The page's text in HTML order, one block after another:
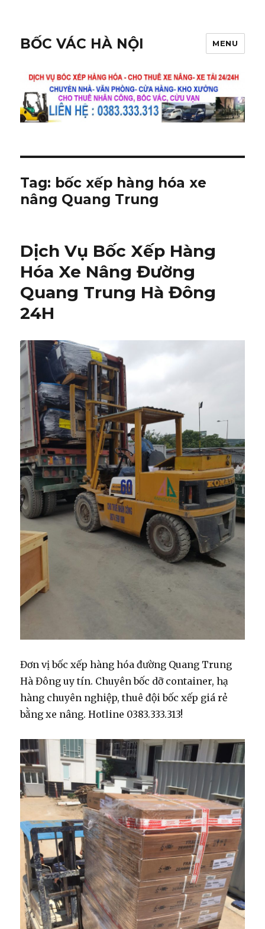
BỐC VÁC HÀ NỘI MENU
Tag: bốc xếp hàng hóa xe
nâng Quang Trung
Dịch Vụ Bốc Xếp Hàng
Hóa Xe Nâng Đường
Quang Trung Hà Đông
24H
Đơn vị bốc xếp hàng hóa đường Quang Trung
Hà Đông uy tín. Chuyên bốc dỡ container, hạ
hàng chuyên nghiệp, thuê đội bốc xếp giá rẻ
bằng xe nâng. Hotline 0383.333.313!